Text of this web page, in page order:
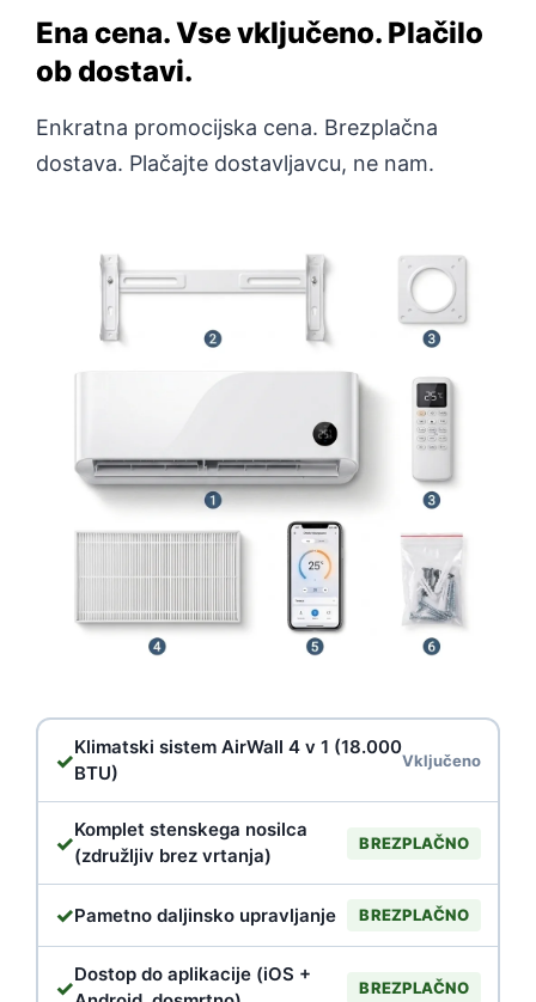
Ena cena. Vse vključeno. Plačilo
ob dostavi.
Enkratna promocijska cena. Brezplačna
dostava. Plačajte dostavljavcu, ne nam.
✓
Klimatski sistem AirWall 4 v 1 (18.000
BTU)
Vključeno
✓
Komplet stenskega nosilca
(združljiv brez vrtanja)
BREZPLAČNO
✓Pametno daljinsko upravljanje BREZPLAČNO
✓
Dostop do aplikacije (iOS +
BREZPLAČNO